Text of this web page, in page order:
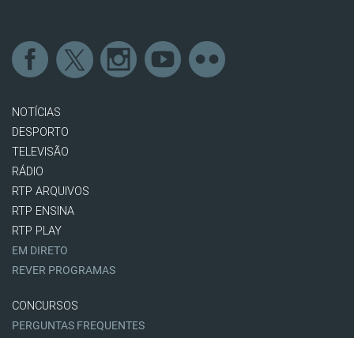
NOTÍCIAS
DESPORTO
TELEVISÃO
RÁDIO
RTP ARQUIVOS
RTP ENSINA
RTP PLAY
EM DIRETO
REVER PROGRAMAS
CONCURSOS
PERGUNTAS FREQUENTES